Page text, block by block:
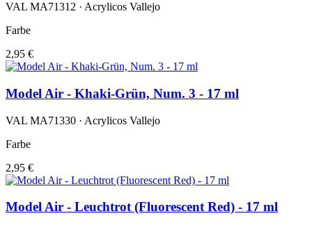
VAL MA71312 · Acrylicos Vallejo
Farbe
2,95 €
Model Air - Khaki-Grün, Num. 3 - 17 ml
VAL MA71330 · Acrylicos Vallejo
Farbe
2,95 €
Model Air - Leuchtrot (Fluorescent Red) - 17 ml